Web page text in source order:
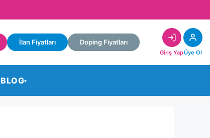
İlan Fiyatları Doping Fiyatları
Giriş YapÜye Ol
BLOG▾